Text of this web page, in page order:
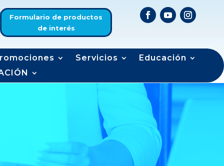
Formulario de productos
de interés
Servicios
Educación